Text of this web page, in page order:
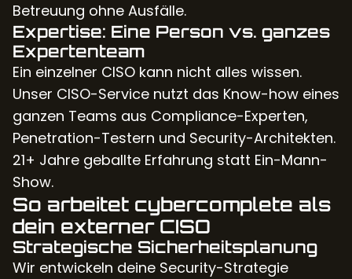
Betreuung ohne Ausfälle.
Expertise: Eine Person vs. ganzes
Expertenteam
Ein einzelner CISO kann nicht alles wissen.
Unser CISO-Service nutzt das Know-how eines
ganzen Teams aus Compliance-Experten,
Penetration-Testern und Security-Architekten.
21+ Jahre geballte Erfahrung statt Ein-Mann-
Show.
So arbeitet cybercomplete als
dein externer CISO
Strategische Sicherheitsplanung
Wir entwickeln deine Security-Strategie